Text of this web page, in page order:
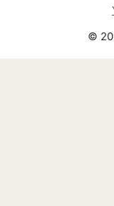
©